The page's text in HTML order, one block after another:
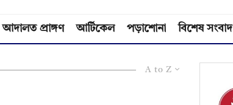
আদালত প্রাঙ্গণ আর্টিকেল পড়াশোনা বিশেষ সংবাদ
A to Z